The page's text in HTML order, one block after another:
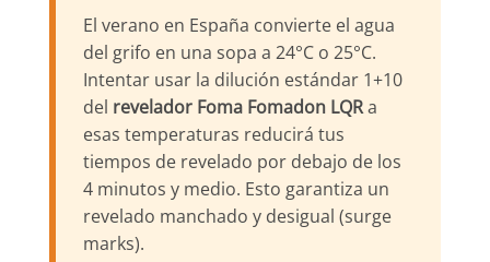
El verano en España convierte el agua
del grifo en una sopa a 24°C o 25°C.
Intentar usar la dilución estándar 1+10
del revelador Foma Fomadon LQRa
esas temperaturas reducirá tus
tiempos de revelado por debajo de los
4 minutos y medio. Esto garantiza un
revelado manchado y desigual (surge
marks).